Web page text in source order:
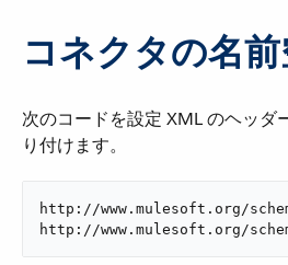
コネクタの名
次のコードを設定 XML のヘッダ
り付けます。
http://www.mulesoft.org/
http://www.mulesoft.org/